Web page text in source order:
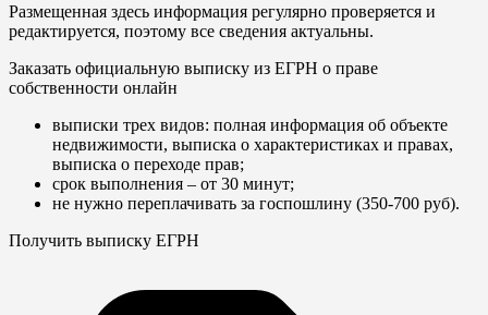
Размещенная здесь информация регулярно проверяется и
редактируется, поэтому все сведения актуальны.
Заказать официальную выписку из ЕГРН о праве
собственности онлайн
выписки трех видов: полная информация об объекте
недвижимости, выписка о характеристиках и правах,
выписка о переходе прав;
срок выполнения – от 30 минут;
не нужно переплачивать за госпошлину (350-700 руб).
Получить выписку ЕГРН